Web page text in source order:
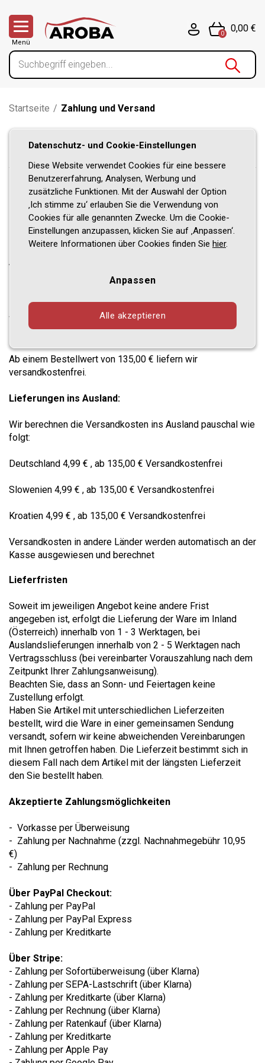
Menü
0
0,00 €
Startseite / Zahlung und Versand
Zahlung und Versand
Zahlung und Versand
Es gelten folgende Bedingungen:
Die Lieferung der Ware erfolgt weltweit.
Versandkosten
Wir berechnen die Versandkosten pauschal mit 4,99 € pro
Bestellung.
Ab einem Bestellwert von 135,00 € liefern wir
versandkostenfrei.
Lieferungen ins Ausland:
Wir berechnen die Versandkosten ins Ausland pauschal wie
folgt:
Deutschland 4,99 € , ab 135,00 € Versandkostenfrei
Slowenien 4,99 € , ab 135,00 € Versandkostenfrei
Kroatien 4,99 € , ab 135,00 € Versandkostenfrei
Versandkosten in andere Länder werden automatisch an der
Kasse ausgewiesen und berechnet
Lieferfristen
Soweit im jeweiligen Angebot keine andere Frist
angegeben ist, erfolgt die Lieferung der Ware im Inland
(Österreich) innerhalb von 1 - 3 Werktagen, bei
Auslandslieferungen innerhalb von 2 - 5 Werktagen nach
Vertragsschluss (bei vereinbarter Vorauszahlung nach dem
Zeitpunkt Ihrer Zahlungsanweisung).
Beachten Sie, dass an Sonn- und Feiertagen keine
Zustellung erfolgt.
Haben Sie Artikel mit unterschiedlichen Lieferzeiten
bestellt, wird die Ware in einer gemeinsamen Sendung
versandt, sofern wir keine abweichenden Vereinbarungen
mit Ihnen getroffen haben. Die Lieferzeit bestimmt sich in
diesem Fall nach dem Artikel mit der längsten Lieferzeit
den Sie bestellt haben.
Akzeptierte Zahlungsmöglichkeiten
- Vorkasse per Überweisung
- Zahlung per Nachnahme (zzgl. Nachnahmegebühr 10,95
€)
- Zahlung per Rechnung
Über PayPal Checkout:
- Zahlung per PayPal
- Zahlung per PayPal Express
- Zahlung per Kreditkarte
Über Stripe:
- Zahlung per Sofortüberweisung (über Klarna)
- Zahlung per SEPA-Lastschrift (über Klarna)
- Zahlung per Kreditkarte (über Klarna)
- Zahlung per Rechnung (über Klarna)
- Zahlung per Ratenkauf (über Klarna)
- Zahlung per Kreditkarte
- Zahlung per Apple Pay
Datenschutz- und Cookie-Einstellungen
Diese Website verwendet Cookies für eine bessere
Benutzererfahrung, Analysen, Werbung und
zusätzliche Funktionen. Mit der Auswahl der Option
‚Ich stimme zu‘ erlauben Sie die Verwendung von
Cookies für alle genannten Zwecke. Um die Cookie-
Einstellungen anzupassen, klicken Sie auf ‚Anpassen‘.
Weitere Informationen über Cookies finden Sie hier.
Anpassen
Alle akzeptieren